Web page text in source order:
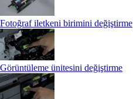
Fotoğraf iletkeni birimini değiştirme
Görüntüleme ünitesini değiştirme